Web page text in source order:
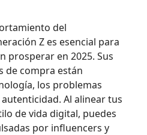
del
Z es esencial para
prosperar en 2025. Sus
de compra están
los problemas
Al alinear tus
de vida digital, puedes
por influencers y